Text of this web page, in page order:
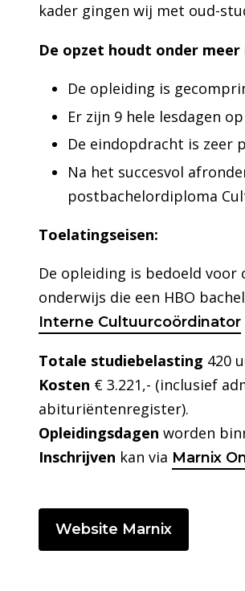
kader gingen wij met oud-
De opzet houdt onder meer
De opleiding is
Er zijn 9 hele lesdagen
De eindopdracht is zeer
Na het succesvol
postbachelordiploma
Toelatingseisen:
De opleiding is bedoeld
onderwijs die een HBO
Interne Cultuurcoördinator
Totale studiebelasting 420
Kosten € 3.221,- (inclusief
abituriëntenregister).
Opleidingsdagen worden
Inschrijven kan via Marnix
Website Marnix